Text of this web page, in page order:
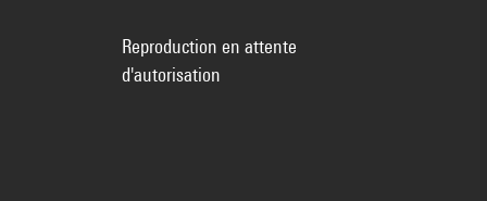
Reproduction en attente
d'autorisation